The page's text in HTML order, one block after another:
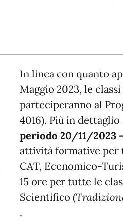
In linea con quanto
Maggio 2023, le
parteciperanno al
4016). Più in
periodo 20/11/2023
attività formative per
CAT, Economico-
15 ore per tutte le
Scientifico (
.